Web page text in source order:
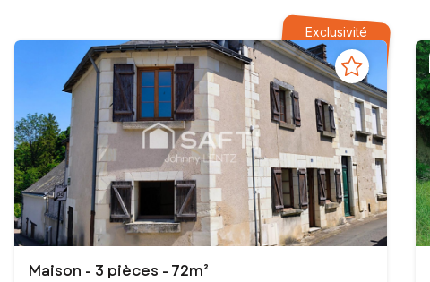
Exclusivité
Maison - 3 pièces - 72m²